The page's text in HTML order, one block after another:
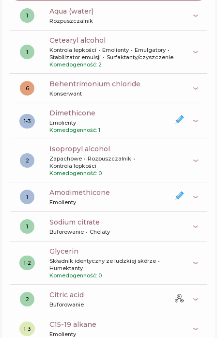
1 aqua (water)
Rozpuszczalnik
1
cetearyl alcohol
Kontrola lepkości Emolienty
Emulgatory
Stabilizator emulsji
Surfaktanty/czyszczenie
Komedogenność: 2
6 behentrimonium chloride
Konserwant
1-3
dimethicone
Emolienty
Komedogenność: 1
2
isopropyl alcohol
Zapachowe
Rozpuszczalnik
Kontrola lepkości
Komedogenność: 0
1 amodimethicone
Emolienty
1 sodium citrate
Buforowanie Chelaty
1-2
glycerin
Składnik identyczny ze ludzkiej skórze
Humektanty
Komedogenność: 0
2 citric acid
Buforowanie
1-3 c15-19 alkane
Emolienty